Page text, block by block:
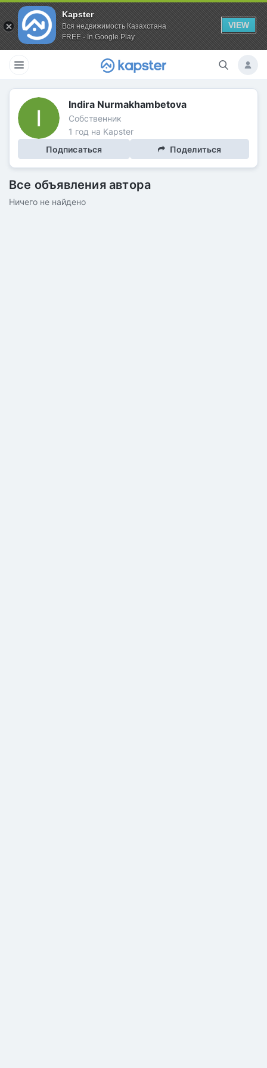
Kapster
Вся недвижимость Казахстана
FREE - In Google Play
VIEW
Indira Nurmakhambetova
Собственник
1 год на Kapster
Подписаться
Поделиться
Все объявления автора
Ничего не найдено